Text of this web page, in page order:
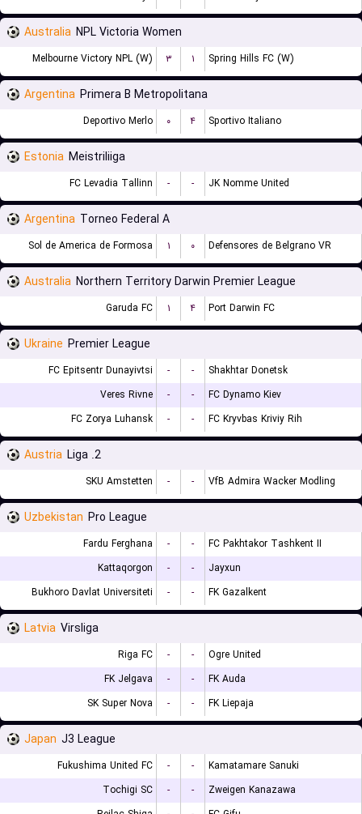
Australia NPL Victoria Women
Melbourne Victory NPL (W) ۳ ۱ Spring Hills FC (W)
Argentina Primera B Metropolitana
Deportivo Merlo ۰ ۴ Sportivo Italiano
Estonia Meistriliiga
FC Levadia Tallinn - - JK Nomme United
Argentina Torneo Federal A
Sol de America de Formosa ۱ ۰ Defensores de Belgrano VR
Australia Northern Territory Darwin Premier League
Garuda FC ۱ ۴ Port Darwin FC
Ukraine Premier League
FC Epitsentr Dunayivtsi - -
Shakhtar Donetsk
Veres Rivne
- -
FC Dynamo Kiev
FC Zorya Luhansk
- - FC Kryvbas Kriviy Rih
Austria 2. Liga
SKU Amstetten - - VfB Admira Wacker Modling
Uzbekistan Pro League
Fardu Ferghana - -
FC Pakhtakor Tashkent II
Kattaqorgon
- -
Jayxun
Bukhoro Davlat Universiteti
- - FK Gazalkent
Latvia Virsliga
Riga FC - -
Ogre United
FK Jelgava
- -
FK Auda
SK Super Nova
- - FK Liepaja
Japan J3 League
Fukushima United FC - -
Kamatamare Sanuki
Tochigi SC
- -
Zweigen Kanazawa